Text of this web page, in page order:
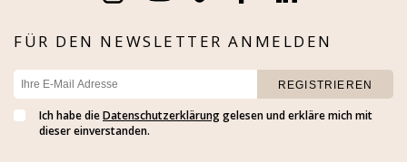
FÜR DEN NEWSLETTER ANMELDEN
Ich habe dieDatenschutzerklärunggelesen und erkläre mich mit
dieser einverstanden.